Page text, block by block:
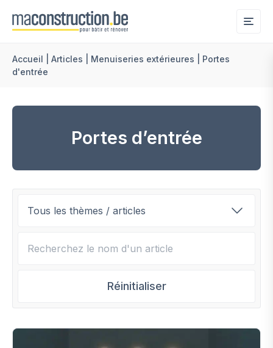
Accueil Articles Menuiseries extérieures
Portes
d'entrée
Portes d’entrée
Réinitialiser